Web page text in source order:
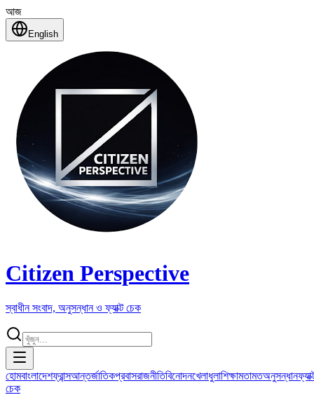
আজ
English
Citizen Perspective
স্বাধীন সংবাদ, অনুসন্ধান ও ফ্যাক্ট চেক
হোমবাংলাদেশফ্রান্সআন্তর্জাতিকপ্রবাসরাজনীতিবিনোদনখেলাধুলাশিক্ষামতামতঅনুসন্ধান
চেক